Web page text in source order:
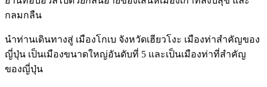
กลมกลืน
นำท่านเดินทางสู่ เมืองโกเบ จังหวัดเฮียวโงะ เมืองท่าสำคัญของ
ญี่ปุ่น เป็นเมืองขนาดใหญ่อันดับที่ 5 และเป็นเมืองท่าที่สำคัญ
ของญี่ปุ่น